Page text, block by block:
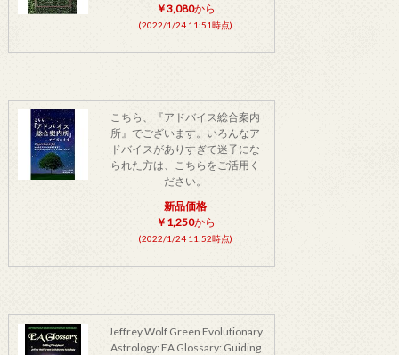
￥3,080から
(2022/1/24 11:51時点)
こちら、『アドバイス総合案内
所』でございます。いろんなア
ドバイスがありすぎて迷子にな
られた方は、こちらをご活用く
ださい。
新品価格
￥1,250から
(2022/1/24 11:52時点)
Jeffrey Wolf Green Evolutionary
Astrology: EA Glossary: Guiding